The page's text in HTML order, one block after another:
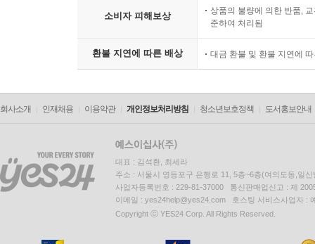
소비자 피해보상
상품의 불량에 의한 반품,
준하여 처리됨
환불 지연에 따른 배상 대금 환불 및 환불 지연에
회사소개 인재채용 이용약관 개인정보처리방침 청소년보호정책 도서홍보안내
대표 : 김석환, 최세라
주소 : 서울시 영등포구 은행로 11, 5층~6층(여의도동,일신
사업자등록번호 : 229-81-37000 통신판매업신고 : 제
이메일 : yes24help@yes24.com 호스팅 서비스사업자 :
Copyright ⓒ YES24 Corp. All Rights Reserved.